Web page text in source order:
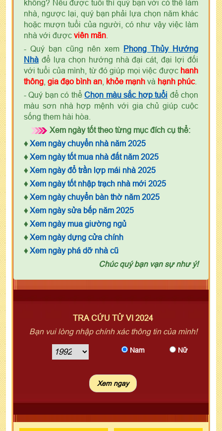
không? Nếu được tuổi thì quý bạn với có thể làm
nhà, ngược lại, quý bạn phải lựa chọn năm khác
hoặc mượn tuổi của người, có như vậy việc làm
nhà với được viên mãn
- Quý bạn cũng nên xem Phong Thủy Hướng
Nhà để lựa chọn hướng nhà đại cát, đại lợi đối
với tuổi của mình, từ đó giúp mọi việc được hanh
thông gia đạo bình an khỏe mạnh và hạnh phúc.
- Quý bạn có thểChọn màu sắc hợp tuổi để chọn
màu sơn nhà hợp mệnh với gia chủ giúp cuộc
sống them hài hòa.
Xem ngày tốt theo từng mục đích cụ thể:
♦ Xem ngày chuyển nhà năm 2025
♦ Xem ngày tốt mua nhà đất năm 2025
♦ Xem ngày đổ trần lợp mái nhà 2025
♦ Xem ngày tốt nhập trạch nhà mới 2025
♦ Xem ngày chuyển bàn thờ năm 2025
♦ Xem ngày sửa bếp năm 2025
♦ Xem ngày mua giường ngủ
♦ Xem ngày dựng cửa chính
♦ Xem ngày phá dỡ nhà cũ
Chúc quý bạn vạn sự như ý!
TRA CỨU TỬ VI 2024
Bạn vui lòng nhập chính xác thông tin của mình!
Nam Nữ